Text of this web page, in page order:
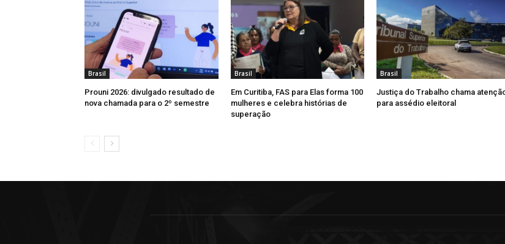
Brasil
Prouni 2026: divulgado resultado de
nova chamada para o 2º semestre
Brasil
Em Curitiba, FAS para Elas forma 100
mulheres e celebra histórias de
superação
Brasil
Justiça do Trabalho chama
para assédio eleitoral